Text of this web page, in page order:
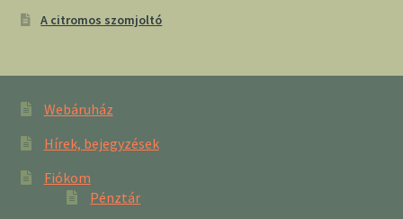
A citromos szomjoltó
Webáruház
Hírek, bejegyzések
Fiókom
Pénztár